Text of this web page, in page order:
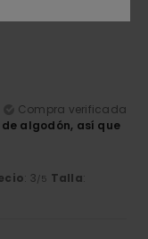
Compra verificada
algodón, así que
: 3/5 Talla: